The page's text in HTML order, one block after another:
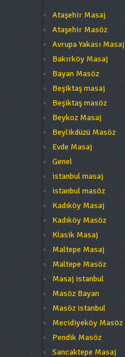
Ataşehir Masaj
Ataşehir Masöz
Avrupa Yakası Masaj
Bakırköy Masaj
Bayan Masöz
Beşiktaş masaj
Beşiktaş masöz
Beykoz Masaj
Beylikdüzü Masöz
Evde Masaj
Genel
istanbul masaj
istanbul masöz
Kadıköy Masaj
Kadıköy Masöz
Klasik Masaj
Maltepe Masaj
Maltepe Masöz
Masaj istanbul
Masöz Bayan
Masöz istanbul
Mecidiyeköy Masöz
Pendik Masöz
Sancaktepe Masaj